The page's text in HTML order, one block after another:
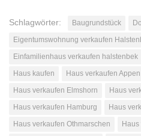
Schlagwörter: Baugrundstück
Eigentumswohnung verkaufen
Einfamilienhaus verkaufen halstenbek
Haus kaufen
Haus verkaufen Appen
Haus verkaufen Elmshorn
Haus
Haus verkaufen Hamburg
Haus
Haus verkaufen Othmarschen